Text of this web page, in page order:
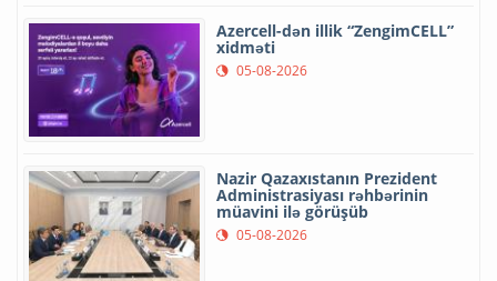
Azercell-dən illik “ZengimCELL”
xidməti
05-08-2026
Nazir Qazaxıstanın Prezident
Administrasiyası rəhbərinin
müavini ilə görüşüb
05-08-2026